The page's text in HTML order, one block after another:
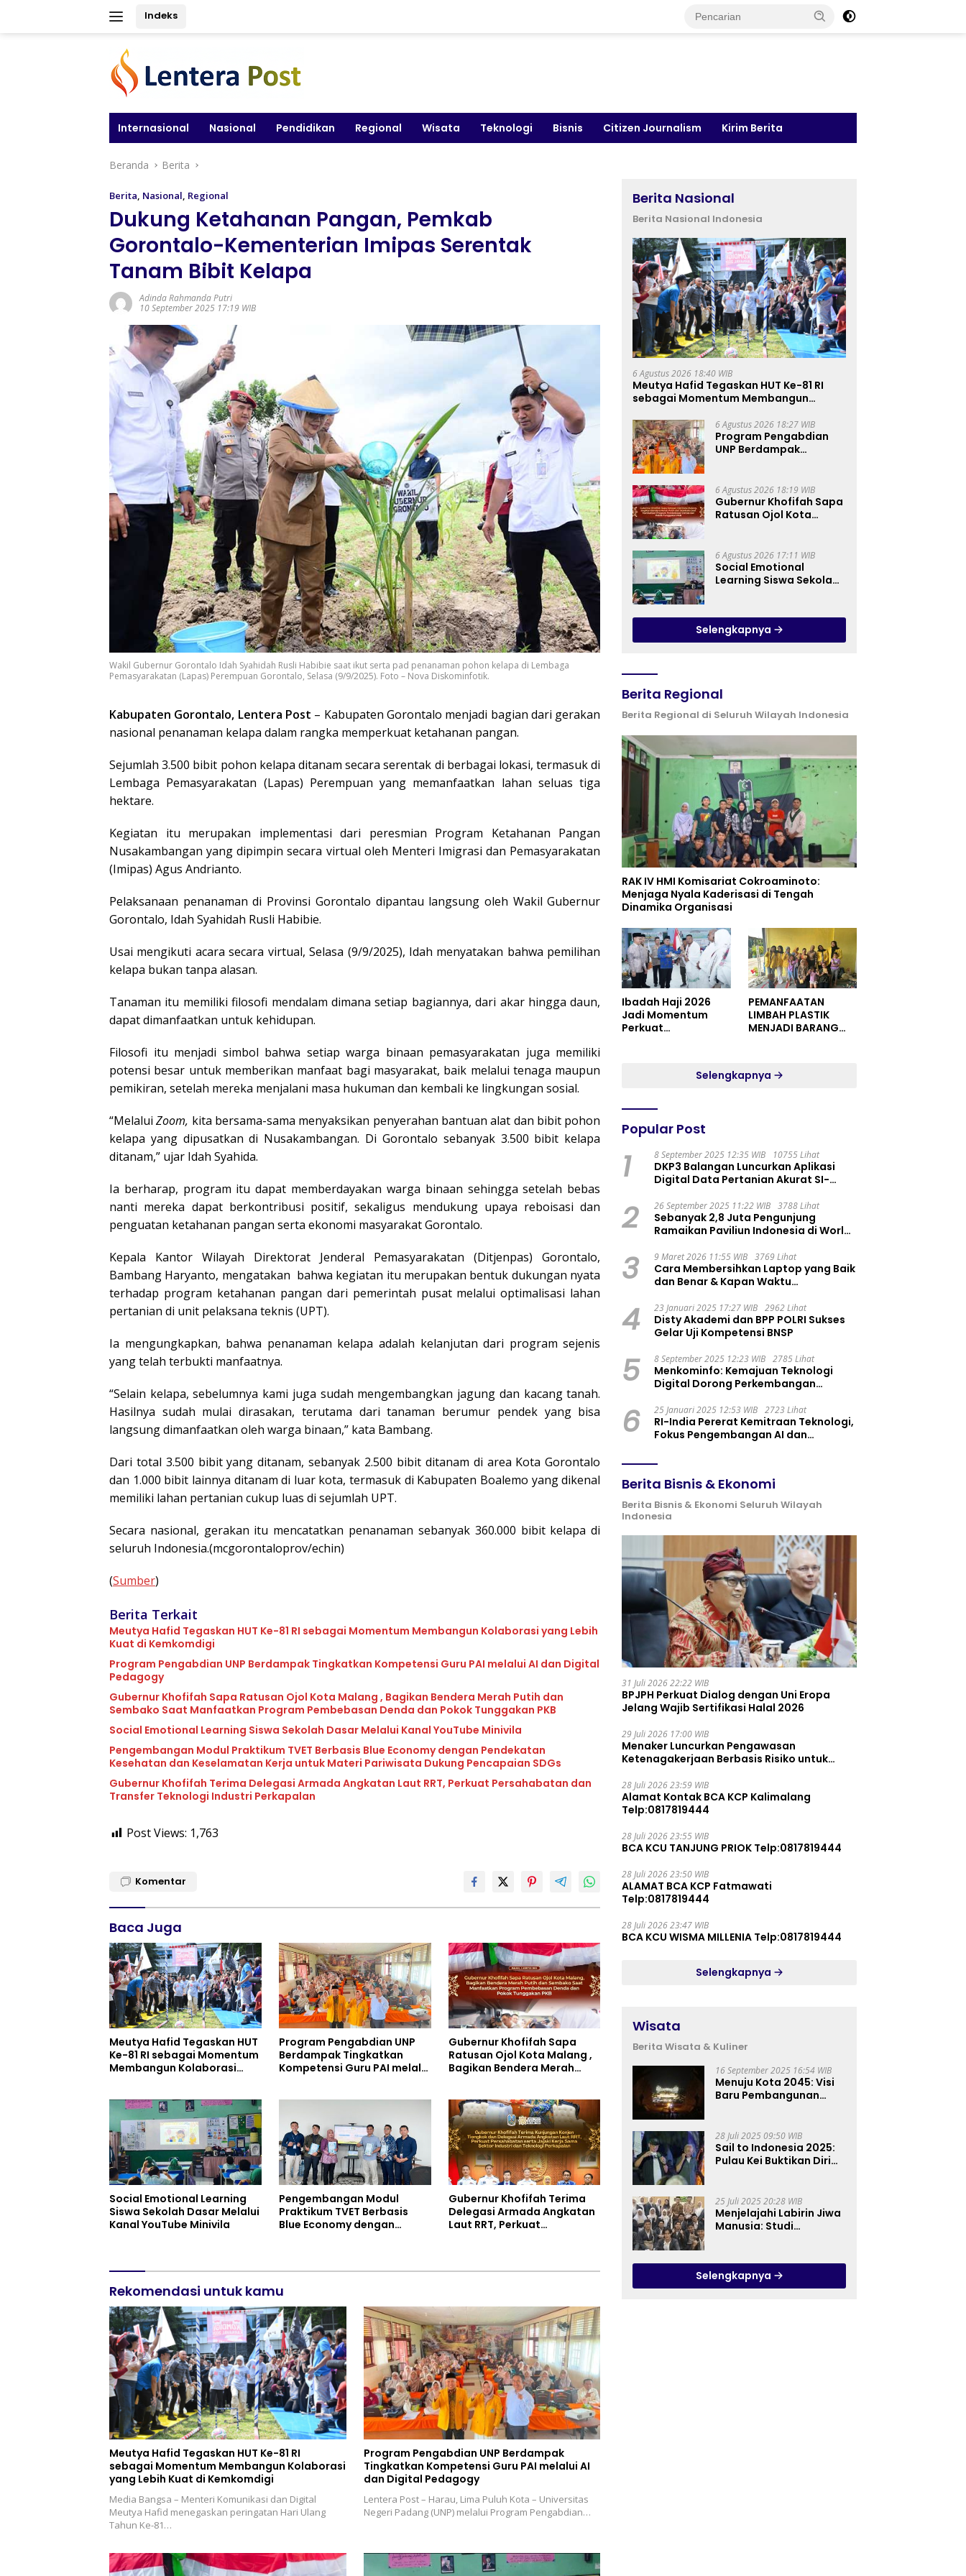
Indeks
Internasional Nasional Pendidikan Regional Wisata Teknologi Bisnis Citizen Journalism Kirim Berita
Beranda Berita
Berita, Nasional, Regional
Dukung Ketahanan Pangan, Pemkab
Gorontalo-Kementerian Imipas Serentak
Tanam Bibit Kelapa
Adinda Rahmanda Putri
10 September 2025 17:19 WIB
Wakil Gubernur Gorontalo Idah Syahidah Rusli Habibie saat ikut serta pad penanaman pohon kelapa di Lembaga
Pemasyarakatan (Lapas) Perempuan Gorontalo, Selasa (9/9/2025). Foto – Nova Diskominfotik.
Kabupaten Gorontalo, Lentera Post – Kabupaten Gorontalo menjadi bagian dari gerakan
nasional penanaman kelapa dalam rangka memperkuat ketahanan pangan.
Sejumlah 3.500 bibit pohon kelapa ditanam secara serentak di berbagai lokasi, termasuk di
Lembaga Pemasyarakatan (Lapas) Perempuan yang memanfaatkan lahan seluas tiga
hektare.
Kegiatan itu merupakan implementasi dari peresmian Program Ketahanan Pangan
Nusakambangan yang dipimpin secara virtual oleh Menteri Imigrasi dan Pemasyarakatan
(Imipas) Agus Andrianto.
Pelaksanaan penanaman di Provinsi Gorontalo dipantau langsung oleh Wakil Gubernur
Gorontalo, Idah Syahidah Rusli Habibie.
Usai mengikuti acara secara virtual, Selasa (9/9/2025), Idah menyatakan bahwa pemilihan
kelapa bukan tanpa alasan.
Tanaman itu memiliki filosofi mendalam dimana setiap bagiannya, dari akar hingga daun,
dapat dimanfaatkan untuk kehidupan.
Filosofi itu menjadi simbol bahwa setiap warga binaan pemasyarakatan juga memiliki
potensi besar untuk memberikan manfaat bagi masyarakat, baik melalui tenaga maupun
pemikiran, setelah mereka menjalani masa hukuman dan kembali ke lingkungan sosial.
“MelaluiZoom, kita bersama-sama menyaksikan penyerahan bantuan alat dan bibit pohon
kelapa yang dipusatkan di Nusakambangan. Di Gorontalo sebanyak 3.500 bibit kelapa
ditanam,” ujar Idah Syahida.
Ia berharap, program itu dapat memberdayakan warga binaan sehingga setelah bebas
nanti mereka dapat berkontribusi positif, sekaligus mendukung upaya reboisasi dan
penguatan ketahanan pangan serta ekonomi masyarakat Gorontalo.
Kepala Kantor Wilayah Direktorat Jenderal Pemasyarakatan (Ditjenpas) Gorontalo,
Bambang Haryanto, mengatakan bahwa kegiatan itu merupakan bentuk dukungan nyata
terhadap program ketahanan pangan dari pemerintah pusat melalui optimalisasi lahan
pertanian di unit pelaksana teknis (UPT).
Ia mengungkapkan, bahwa penanaman kelapa adalah kelanjutan dari program sejenis
yang telah terbukti manfaatnya.
“Selain kelapa, sebelumnya kami juga sudah mengembangkan jagung dan kacang tanah.
Hasilnya sudah mulai dirasakan, terutama dari tanaman berumur pendek yang bisa
langsung dimanfaatkan oleh warga binaan,” kata Bambang.
Dari total 3.500 bibit yang ditanam, sebanyak 2.500 bibit ditanam di area Kota Gorontalo
dan 1.000 bibit lainnya ditanam di luar kota, termasuk di Kabupaten Boalemo yang dikenal
memiliki lahan pertanian cukup luas di sejumlah UPT.
Secara nasional, gerakan itu mencatatkan penanaman sebanyak 360.000 bibit kelapa di
seluruh Indonesia.(mcgorontaloprov/echin)
(Sumber)
Berita Terkait
Meutya Hafid Tegaskan HUT Ke-81 RI sebagai Momentum Membangun Kolaborasi yang Lebih
Kuat di Kemkomdigi
Program Pengabdian UNP Berdampak Tingkatkan Kompetensi Guru PAI melalui AI dan Digital
Pedagogy
Gubernur Khofifah Sapa Ratusan Ojol Kota Malang , Bagikan Bendera Merah Putih dan
Sembako Saat Manfaatkan Program Pembebasan Denda dan Pokok Tunggakan PKB
Social Emotional Learning Siswa Sekolah Dasar Melalui Kanal YouTube Minivila
Pengembangan Modul Praktikum TVET Berbasis Blue Economy dengan Pendekatan
Kesehatan dan Keselamatan Kerja untuk Materi Pariwisata Dukung Pencapaian SDGs
Gubernur Khofifah Terima Delegasi Armada Angkatan Laut RRT, Perkuat Persahabatan dan
Transfer Teknologi Industri Perkapalan
Post Views: 1,763
Komentar
Baca Juga
Meutya Hafid Tegaskan HUT
Ke-81 RI sebagai Momentum
Membangun Kolaborasi
Program Pengabdian UNP
Berdampak Tingkatkan
Kompetensi Guru PAI melalui
Gubernur Khofifah Sapa
Ratusan Ojol Kota Malang ,
Bagikan Bendera Merah
Pembebasan Denda dan
Pokok Tunggakan PKB
Social Emotional Learning
Siswa Sekolah Dasar Melalui
Kanal YouTube Minivila
Pengembangan Modul
Praktikum TVET Berbasis
Blue Economy dengan
Pencapaian SDGs
Gubernur Khofifah Terima
Delegasi Armada Angkatan
Laut RRT, Perkuat
Rekomendasi untuk kamu
Meutya Hafid Tegaskan HUT Ke-81 RI
sebagai Momentum Membangun Kolaborasi
yang Lebih Kuat di Kemkomdigi
Media Bangsa – Menteri Komunikasi dan Digital
Meutya Hafid menegaskan peringatan Hari Ulang
Tahun Ke-81…
Program Pengabdian UNP Berdampak
Tingkatkan Kompetensi Guru PAI melalui AI
dan Digital Pedagogy
Lentera Post – Harau, Lima Puluh Kota – Universitas
Negeri Padang (UNP) melalui Program Pengabdian…
Berita Nasional
Berita Nasional Indonesia
6 Agustus 2026 18:40 WIB
Meutya Hafid Tegaskan HUT Ke-81 RI
sebagai Momentum Membangun
Kemkomdigi
6 Agustus 2026 18:27 WIB
Program Pengabdian
UNP Berdampak
Digital Pedagogy
6 Agustus 2026 18:19 WIB
Gubernur Khofifah Sapa
Ratusan Ojol Kota
dan Sembako Saat
Manfaatkan Program
Pembebasan Denda
6 Agustus 2026 17:11 WIB
Social Emotional
Learning Siswa Sekolah
Selengkapnya
Berita Regional
Berita Regional di Seluruh Wilayah Indonesia
RAK IV HMI Komisariat Cokroaminoto:
Menjaga Nyala Kaderisasi di Tengah
Dinamika Organisasi
Ibadah Haji 2026
Jadi Momentum
Perkuat
PEMANFAATAN
LIMBAH PLASTIK
MENJADI BARANG
RESIDENCE
Selengkapnya
Popular Post
1 8 September 2025 12:35 WIB 10755 Lihat
DKP3 Balangan Luncurkan Aplikasi
Digital Data Pertanian Akurat SI-
2 26 September 2025 11:22 WIB 3788 Lihat
Sebanyak 2,8 Juta Pengunjung
Ramaikan Paviliun Indonesia di World
3 9 Maret 2026 11:55 WIB 3769 Lihat
Cara Membersihkan Laptop yang Baik
dan Benar & Kapan Waktu
4 23 Januari 2025 17:27 WIB 2962 Lihat
Disty Akademi dan BPP POLRI Sukses
Gelar Uji Kompetensi BNSP
5 8 September 2025 12:23 WIB 2785 Lihat
Menkominfo: Kemajuan Teknologi
Digital Dorong Perkembangan
6 25 Januari 2025 12:53 WIB 2723 Lihat
RI-India Pererat Kemitraan Teknologi,
Fokus Pengembangan AI dan
Berita Bisnis & Ekonomi
Berita Bisnis & Ekonomi Seluruh Wilayah
Indonesia
31 Juli 2026 22:22 WIB
BPJPH Perkuat Dialog dengan Uni Eropa
Jelang Wajib Sertifikasi Halal 2026
29 Juli 2026 17:00 WIB
Menaker Luncurkan Pengawasan
Ketenagakerjaan Berbasis Risiko untuk
28 Juli 2026 23:59 WIB
Alamat Kontak BCA KCP Kalimalang
Telp:0817819444
28 Juli 2026 23:55 WIB
BCA KCU TANJUNG PRIOK Telp:0817819444
28 Juli 2026 23:50 WIB
ALAMAT BCA KCP Fatmawati
Telp:0817819444
28 Juli 2026 23:47 WIB
BCA KCU WISMA MILLENIA Telp:0817819444
Selengkapnya
Wisata
Berita Wisata & Kuliner
16 September 2025 16:54 WIB
Menuju Kota 2045: Visi
Baru Pembangunan
28 Juli 2025 09:50 WIB
Sail to Indonesia 2025:
Pulau Kei Buktikan Diri
25 Juli 2025 20:28 WIB
Menjelajahi Labirin Jiwa
Manusia: Studi
Pandanaran di RSJ
Grhasia
Selengkapnya